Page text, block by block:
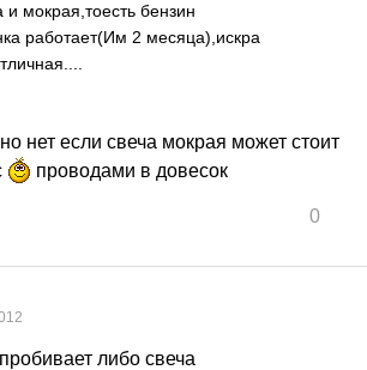
и мокрая,тоесть бензин
работает(Им 2 месяца),искра
нет если свеча мокрая может стоит
проводами в довесок
0
либо свеча